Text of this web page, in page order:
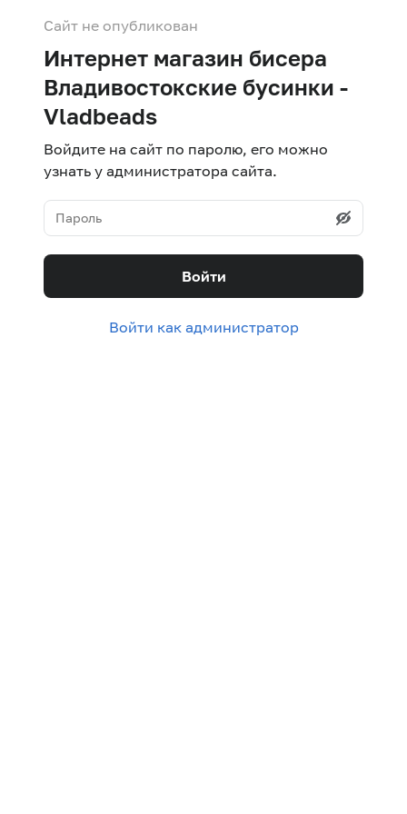
Сайт не опубликован
Интернет магазин бисера
Владивостокские бусинки -
Vladbeads
Войдите на сайт по паролю, его можно
узнать у администратора сайта.
Войти
Войти как администратор